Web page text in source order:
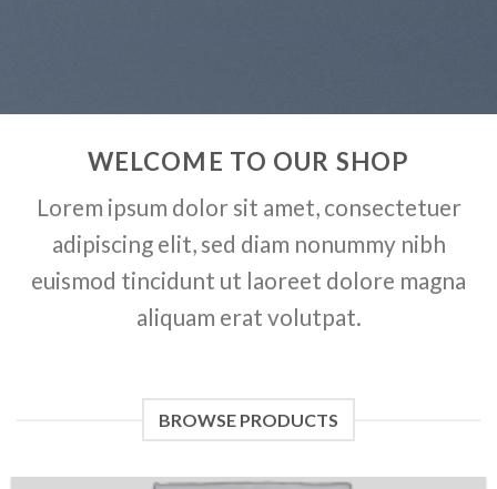
WELCOME TO OUR SHOP
Lorem ipsum dolor sit amet, consectetuer
adipiscing elit, sed diam nonummy nibh
euismod tincidunt ut laoreet dolore magna
aliquam erat volutpat.
BROWSE PRODUCTS